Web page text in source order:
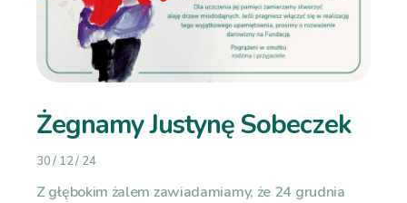
Żegnamy Justynę Sobeczek
30 / 12 / 24
Z głębokim żalem zawiadamiamy, że 24 grudnia